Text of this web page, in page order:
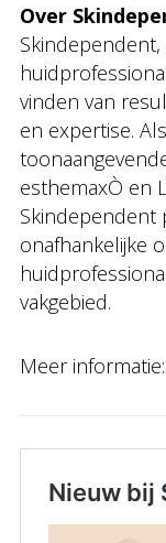
Over
vinden van
en expertise.
esthemaxÒ en
Skindependent
onafhankelijke
vakgebied.
Meer informatie: